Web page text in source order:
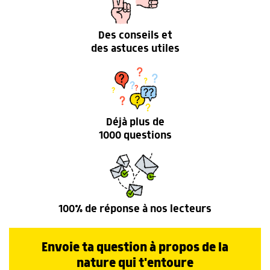
Des conseils et
des astuces utiles
Déjà plus de
1000 questions
100% de réponse à nos lecteurs
Envoie ta question à propos de la
nature qui t'entoure